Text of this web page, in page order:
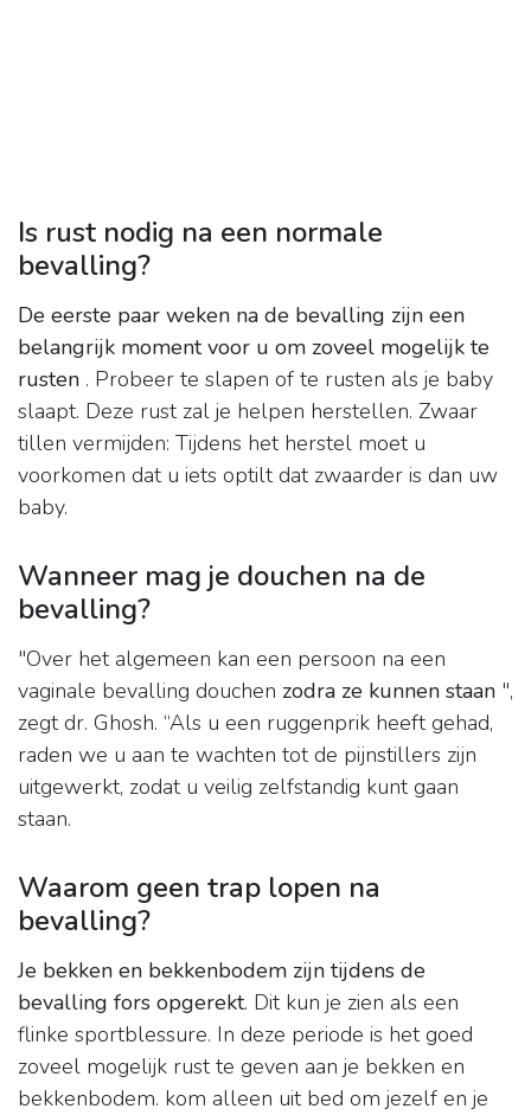
Is rust nodig na een normale
bevalling?
De eerste paar weken na de bevalling zijn een
belangrijk moment voor u om zoveel mogelijk te
rusten . Probeer te slapen of te rusten als je baby
slaapt. Deze rust zal je helpen herstellen. Zwaar
tillen vermijden: Tijdens het herstel moet u
voorkomen dat u iets optilt dat zwaarder is dan uw
baby.
Wanneer mag je douchen na de
bevalling?
"Over het algemeen kan een persoon na een
vaginale bevalling douchen zodra ze kunnen staan ",
zegt dr. Ghosh. “Als u een ruggenprik heeft gehad,
raden we u aan te wachten tot de pijnstillers zijn
uitgewerkt, zodat u veilig zelfstandig kunt gaan
staan.
Waarom geen trap lopen na
bevalling?
Je bekken en bekkenbodem zijn tijdens de
bevalling fors opgerekt. Dit kun je zien als een
flinke sportblessure. In deze periode is het goed
zoveel mogelijk rust te geven aan je bekken en
bekkenbodem. kom alleen uit bed om jezelf en je